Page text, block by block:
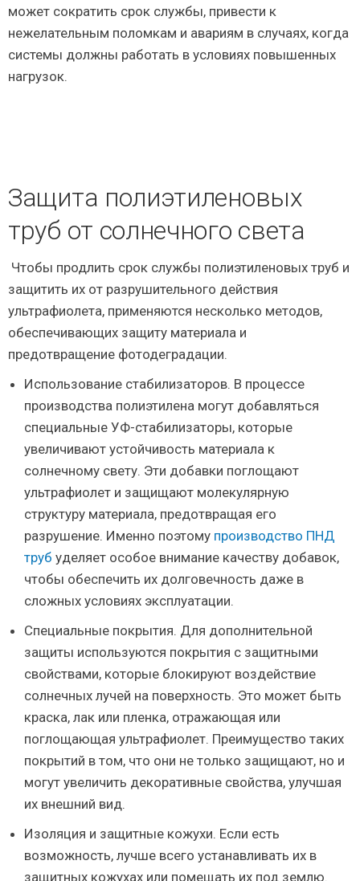
может сократить срок службы, привести к
нежелательным поломкам и авариям в случаях, когда
системы должны работать в условиях повышенных
нагрузок.
Защита полиэтиленовых
труб от солнечного света
Чтобы продлить срок службы полиэтиленовых труб и
защитить их от разрушительного действия
ультрафиолета, применяются несколько методов,
обеспечивающих защиту материала и
предотвращение фотодеградации.
Использование стабилизаторов. В процессе
производства полиэтилена могут добавляться
специальные УФ-стабилизаторы, которые
увеличивают устойчивость материала к
солнечному свету. Эти добавки поглощают
ультрафиолет и защищают молекулярную
структуру материала, предотвращая его
разрушение. Именно поэтому производство ПНД
труб уделяет особое внимание качеству добавок,
чтобы обеспечить их долговечность даже в
сложных условиях эксплуатации.
Специальные покрытия. Для дополнительной
защиты используются покрытия с защитными
свойствами, которые блокируют воздействие
солнечных лучей на поверхность. Это может быть
краска, лак или пленка, отражающая или
поглощающая ультрафиолет. Преимущество таких
покрытий в том, что они не только защищают, но и
могут увеличить декоративные свойства, улучшая
их внешний вид.
Изоляция и защитные кожухи. Если есть
возможность, лучше всего устанавливать их в
защитных кожухах или помещать их под землю.